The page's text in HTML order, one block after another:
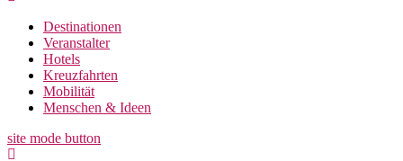
Destinationen
Veranstalter
Hotels
Kreuzfahrten
Mobilität
Menschen & Ideen
site mode button